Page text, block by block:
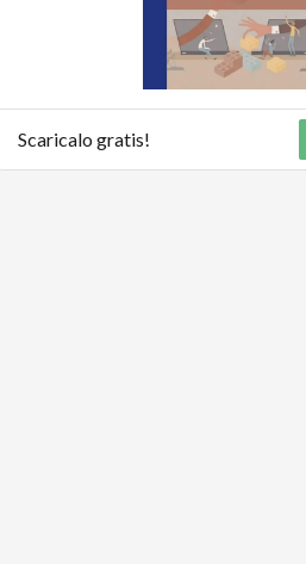
Scaricalo gratis!